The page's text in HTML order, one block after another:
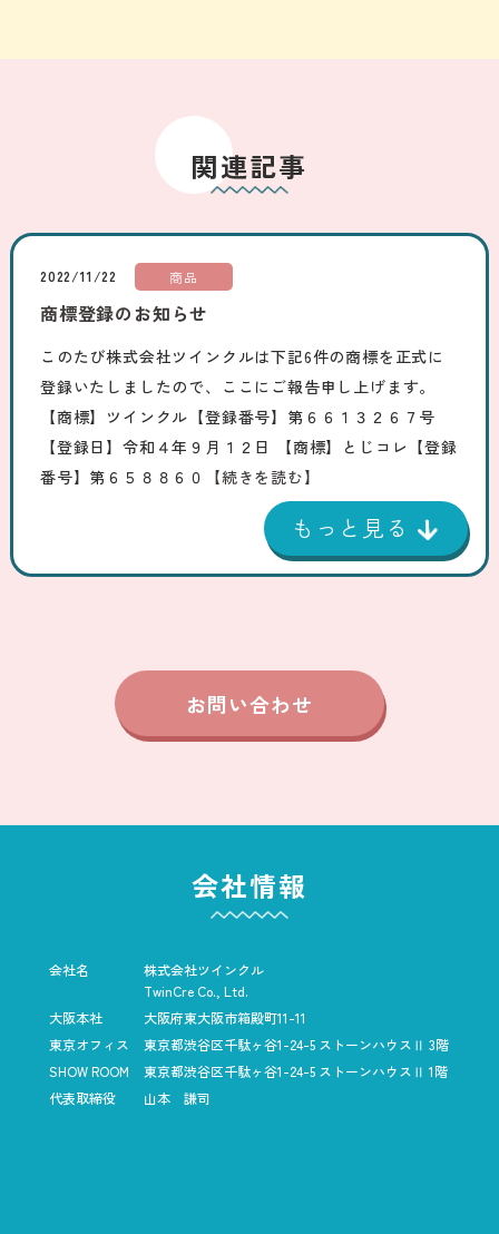
関連記事
2022/11/22 商品
商標登録のお知らせ
このたび株式会社ツインクルは下記6件の商標を正式に
登録いたしましたので、ここにご報告申し上げます。
【商標】ツインクル【登録番号】第６６１３２６７号
【登録日】令和４年９月１２日 【商標】とじコレ【登録
番号】第６５８８６０
【続きを読む】
お問い合わせ
会社情報
会社名
株式会社ツインクル
TwinCre Co., Ltd.
大阪本社
大阪府東大阪市箱殿町11-11
東京オフィス
東京都渋谷区千駄ヶ谷1-24-5 ストーンハウスⅡ 3階
SHOW ROOM
東京都渋谷区千駄ヶ谷1-24-5 ストーンハウスⅡ 1階
代表取締役
山本 謙司